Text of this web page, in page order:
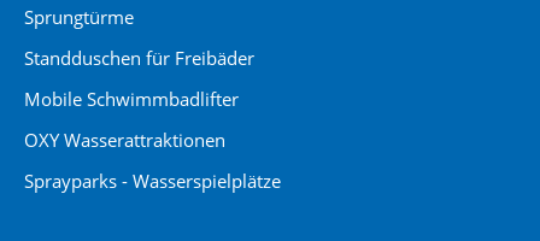
Sprungtürme
Standduschen für Freibäder
Mobile Schwimmbadlifter
OXY Wasserattraktionen
Sprayparks - Wasserspielplätze